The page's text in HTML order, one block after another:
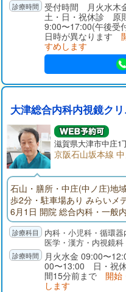
受付時間 月火水木
土・日・祝休診 原
9:00〜17:00(午後受
日時が異なります
すめします
大津総合内科内視鏡ク
滋賀県大津市中庄1
京阪石山坂本線
石山・膳所・中庄(中ノ庄)地
歩2分・駐車場あり みらいメ
6月1日 開院 総合内科・一般
児科 (内科に関するご病気は
ラ・大腸カメラ) クリニック
病院はとても少ない状況です
お腹の検査がすぐに出来ます)
内科・小児科・循環
医学・漢方・内視鏡科
月火水金 09:00〜
00〜13:00 日・祝
間15分前まで 開始
します